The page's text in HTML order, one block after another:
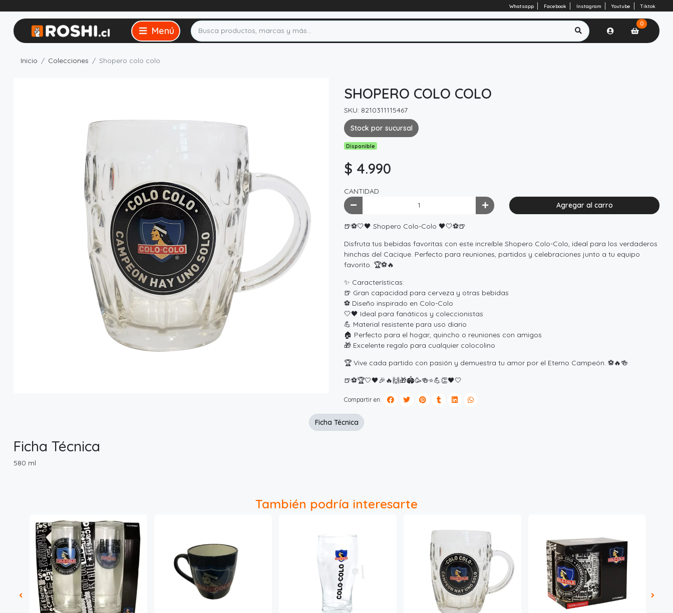
Whatsapp Facebook Instagram Youtube Tiktok
0
Inicio Colecciones Shopero colo colo
SHOPERO COLO COLO
SKU: 8210311115467
Stock por sucursal
Disponible
$ 4.990
CANTIDAD
Agregar al carro
🍺⚽🤍🖤 Shopero Colo-Colo 🖤🤍⚽🍺
Disfruta tus bebidas favoritas con este increíble Shopero Colo-Colo, ideal para los verdaderos
hinchas del Cacique. Perfecto para reuniones, partidos y celebraciones junto a tu equipo
favorito. 🏆⚽🔥
✨ Características:
🍺 Gran capacidad para cerveza y otras bebidas
⚽ Diseño inspirado en Colo-Colo
🤍🖤 Ideal para fanáticos y coleccionistas
💪 Material resistente para uso diario
🏠 Perfecto para el hogar, quincho o reuniones con amigos
🎁 Excelente regalo para cualquier colocolino
🏆 Vive cada partido con pasión y demuestra tu amor por el Eterno Campeón. ⚽🔥🍻
🍺⚽🏆🤍🖤🎉🔥🙌🎁🏟️🥳🍻⭐💪👏🖤🤍
Compartir en:
Ficha Técnica
580 ml
Ficha Técnica
También podría interesarte